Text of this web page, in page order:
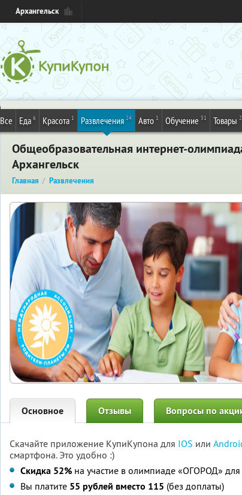
Архангельск
Все Еда 6 Красота 1 Развлечения 24 Авто 1 Обучение 31 Товары
Общеобразовательная интернет-
Архангельск
Главная Развлечения
Основное Отзывы Вопросы по
Скачайте приложение КупиКупона для IOS или
смартфона. Это удобно :)
Скидка 52% на участие в олимпиаде «ОГОРОД» для
Вы платите 55 рублей вместо 115 (без доплаты)